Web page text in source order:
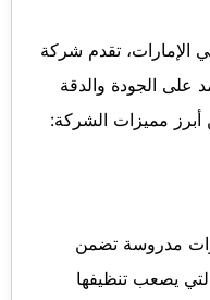
الإمارات، تقدم شركة
على الجودة والدقة
أبرز مميزات الشركة:
مدروسة تضمن
يصعب تنظيفها